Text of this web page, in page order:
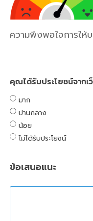
ความพึงพอใจการให้
คุณได้รับประโยชน์จาก
มาก
ปานกลาง
น้อย
ไม่ได้รับประโยชน์
ข้อเสนอแนะ